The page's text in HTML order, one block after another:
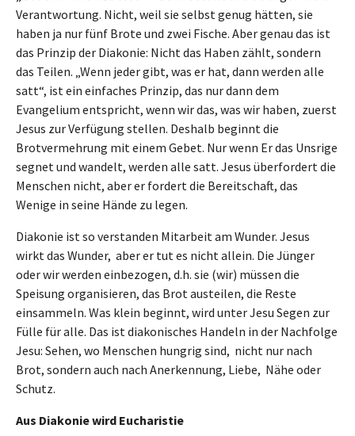
Verantwortung. Nicht, weil sie selbst genug hätten, sie
haben ja nur fünf Brote und zwei Fische. Aber genau das ist
das Prinzip der Diakonie: Nicht das Haben zählt, sondern
das Teilen. „Wenn jeder gibt, was er hat, dann werden alle
satt“, ist ein einfaches Prinzip, das nur dann dem
Evangelium entspricht, wenn wir das, was wir haben, zuerst
Jesus zur Verfügung stellen. Deshalb beginnt die
Brotvermehrung mit einem Gebet. Nur wenn Er das Unsrige
segnet und wandelt, werden alle satt. Jesus überfordert die
Menschen nicht, aber er fordert die Bereitschaft, das
Wenige in seine Hände zu legen.
Diakonie ist so verstanden Mitarbeit am Wunder. Jesus
wirkt das Wunder, aber er tut es nicht allein. Die Jünger
oder wir werden einbezogen, d.h. sie (wir) müssen die
Speisung organisieren, das Brot austeilen, die Reste
einsammeln. Was klein beginnt, wird unter Jesu Segen zur
Fülle für alle. Das ist diakonisches Handeln in der Nachfolge
Jesu: Sehen, wo Menschen hungrig sind, nicht nur nach
Brot, sondern auch nach Anerkennung, Liebe, Nähe oder
Schutz.
Aus Diakonie wird Eucharistie